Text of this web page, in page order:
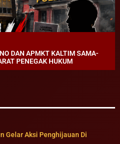
DAN APMKT KALTIM SAMA-
PENEGAK HUKUM
Gelar Aksi Penghijauan Di